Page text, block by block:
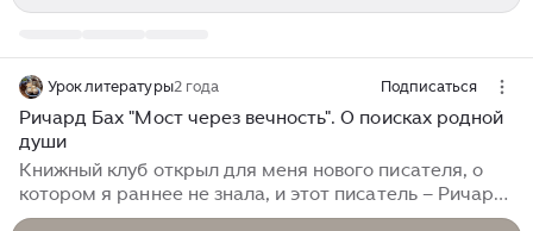
Урок литературы2 года Подписаться
Ричард Бах "Мост через вечность". О поисках родной
души
Книжный клуб открыл для меня нового писателя, о
котором я раннее не знала, и этот писатель – Ричард
Бах. Первым его произведением для меня стал